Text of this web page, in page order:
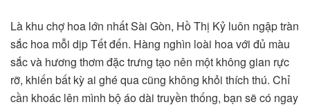
Là khu chợ hoa lớn nhất Sài Gòn, Hồ Thị Kỷ luôn ngập tràn
sắc hoa mỗi dịp Tết đến. Hàng nghìn loài hoa với đủ màu
sắc và hương thơm đặc trưng tạo nên một không gian rực
rỡ, khiến bất kỳ ai ghé qua cũng không khỏi thích thú. Chỉ
cần khoác lên mình bộ áo dài truyền thống, bạn sẽ có ngay